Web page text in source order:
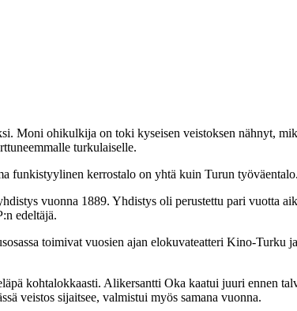
Moni ohikulkija on toki kyseisen veistoksen nähnyt,
turkulaiselle.
funkistyylinen kerrostalo on yhtä kuin Turun työväentalo.
vuonna 1889. Yhdistys oli perustettu pari vuotta
edeltäjä.
toimivat vuosien ajan elokuvateatteri Kino-Turku
kohtalokkaasti. Alikersantti Oka kaatui juuri ennen
veistos sijaitsee, valmistui myös samana vuonna.